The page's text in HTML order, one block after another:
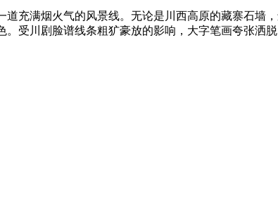
充满烟火气的风景线。无论是川西高原的藏寨石墙
受川剧脸谱线条粗犷豪放的影响，大字笔画夸张洒